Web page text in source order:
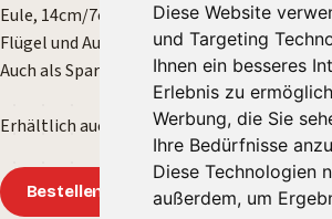
Diese Website
und Targeting
Ihnen ein besseres
Erlebnis zu
Werbung, die Sie
Ihre Bedürfnisse
Diese Technologien
außerdem, um
Eule, 14cm/7cm/8cm, gedreht, für Teelicht
Flügel und Augenpartie modelliert und
Auch als Spar-Eule mit Korken erhältlich.
Erhältlich auch in blau, grün und weiß
Bestellen